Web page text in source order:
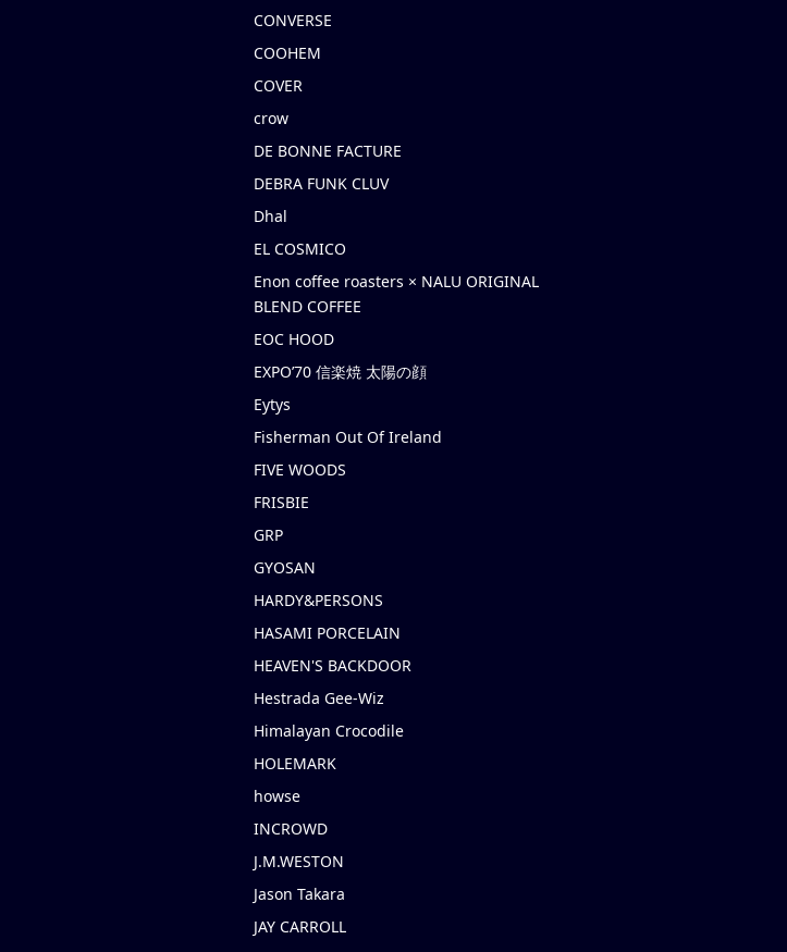
CONVERSE
COOHEM
COVER
crow
DE BONNE FACTURE
DEBRA FUNK CLUV
Dhal
EL COSMICO
Enon coffee roasters × NALU ORIGINAL
BLEND COFFEE
EOC HOOD
EXPO’70 信楽焼 太陽の顔
Eytys
Fisherman Out Of Ireland
FIVE WOODS
FRISBIE
GRP
GYOSAN
HARDY&PERSONS
HASAMI PORCELAIN
HEAVEN'S BACKDOOR
Hestrada Gee-Wiz
Himalayan Crocodile
HOLEMARK
howse
INCROWD
J.M.WESTON
Jason Takara
JAY CARROLL